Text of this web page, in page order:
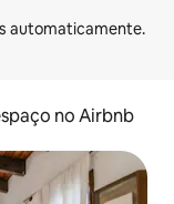
no Airbnb